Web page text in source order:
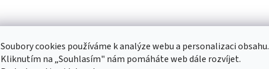
Soubory cookies používáme k analýze webu a personalizaci obsahu.
Kliknutím na „Souhlasím" nám pomáháte web dále rozvíjet.